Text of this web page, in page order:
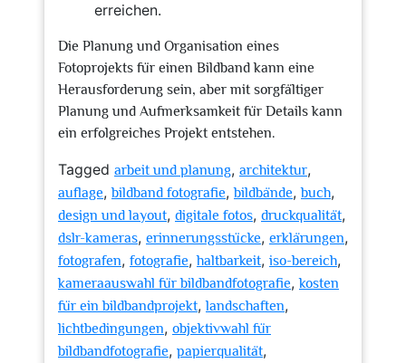
erreichen.
Die Planung und Organisation eines
Fotoprojekts für einen Bildband kann eine
Herausforderung sein, aber mit sorgfältiger
Planung und Aufmerksamkeit für Details kann
ein erfolgreiches Projekt entstehen.
Tagged arbeit und planung, architektur,
auflage,bildband fotografie,bildbände,buch,
design und layout, digitale fotos, druckqualität,
dslr-kameras, erinnerungsstücke, erklärungen,
fotografen, fotografie,haltbarkeit, iso-bereich,
kameraauswahl für bildbandfotografie,kosten
für ein bildbandprojekt,landschaften,
lichtbedingungen, objektivwahl für
bildbandfotografie, papierqualität,